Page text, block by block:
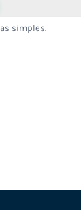
simples.